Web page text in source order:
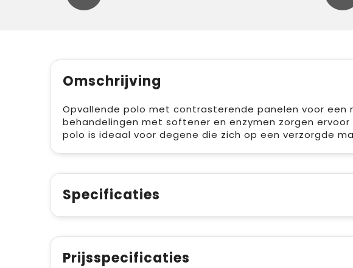
Omschrijving
Opvallende polo met contrasterende panelen voor een
behandelingen met softener en enzymen zorgen
polo is ideaal voor degene die zich op een verzorgde
Specificaties
Prijsspecificaties